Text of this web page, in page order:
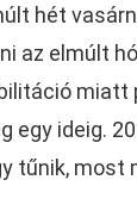
hét
az elmúlt
miatt
egy ideig.
tűnik, most